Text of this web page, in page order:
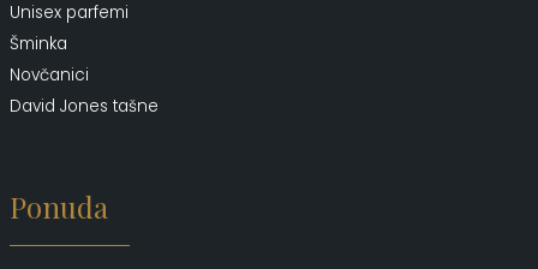
Unisex parfemi
Šminka
Novčanici
David Jones tašne
Ponuda